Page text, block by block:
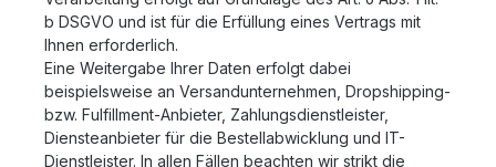
b DSGVO und ist für die Erfüllung eines Vertrags mit
Ihnen erforderlich.
Eine Weitergabe Ihrer Daten erfolgt dabei
beispielsweise an Versandunternehmen, Dropshipping-
bzw. Fulfillment-Anbieter, Zahlungsdienstleister,
Diensteanbieter für die Bestellabwicklung und IT-
Dienstleister. In allen Fällen beachten wir strikt die